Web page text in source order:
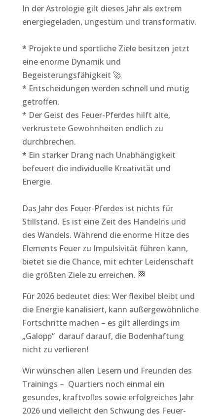
In der Astrologie gilt dieses Jahr als extrem
energiegeladen, ungestüm und transformativ.
*Projekte und sportliche Ziele besitzen jetzt
eine enorme Dynamik und
Begeisterungsfähigkeit 🚀
*Entscheidungen werden schnell und mutig
getroffen.
* Der Geist des Feuer-Pferdes hilft alte,
verkrustete Gewohnheiten endlich zu
durchbrechen.
*Ein starker Drang nach Unabhängigkeit
befeuert die individuelle Kreativität und
Energie.
Das Jahr des Feuer-Pferdes ist nichts für
Stillstand. Es ist eine Zeit des Handelns und
des Wandels. Während die enorme Hitze des
Elements Feuer zu Impulsivität führen kann,
bietet sie die Chance, mit echter Leidenschaft
die größten Ziele zu erreichen. 🏁
Für 2026 bedeutet dies: Wer flexibel bleibt und
die Energie kanalisiert, kann außergewöhnliche
Fortschritte machen – es gilt allerdings im
„Galopp“ darauf darauf, die Bodenhaftung
nicht zu verlieren!
Wir wünschen allen Lesern und Freunden des
Trainings – Quartiers noch einmal ein
gesundes, kraftvolles sowie erfolgreiches Jahr
2026 und vielleicht den Schwung des Feuer-